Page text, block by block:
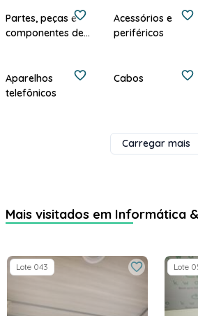
Partes, peças e
componentes de
Acessórios e
periféricos
Aparelhos
telefônicos
Cabos
Carregar mais
Mais visitados em Informática
Lote 043 Lote